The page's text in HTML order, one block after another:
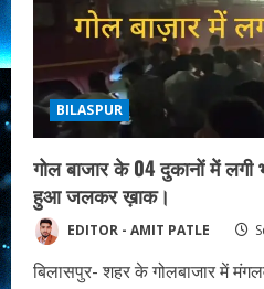
कलेक्टर,
डीएफओ
मुलाकात
कर
राष्ट्रपति,
प्रधानमंत्री,
मुख्यमंत्री
के
नाम
सौपा
ज्ञापन।
BILASPUR
गोल बाजार के 04 दुकानों में
हुआ जलकर ख़ाक।
EDITOR - AMIT PATLE
बिलासपुर- शहर के गोलबाजार में